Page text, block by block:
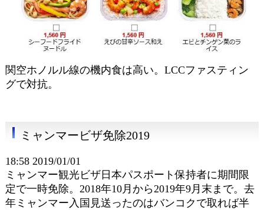
関空ホノルル線の機内食は高い。LCCファスティン
グで対抗。
ミャンマービザ免除2019
18:58 2019/01/01
ミャンマー観光ビザ日本パスポート保持者に期間限
定で一時免除。2018年10月から2019年9月末まで。去
年ミャンマー入国見送ったのはバンコクで取れば半